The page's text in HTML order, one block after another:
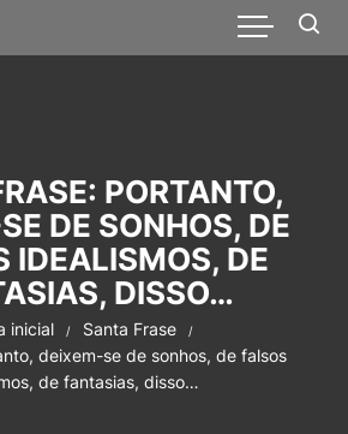
PORTANTO,
DE SONHOS, DE
IDEALISMOS, DE
DISSO…
inicial
Santa Frase
deixem-se de sonhos, de falsos
de fantasias, disso…